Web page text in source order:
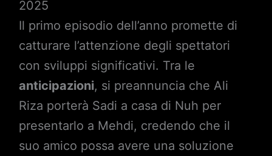
2025
Il primo episodio dell’anno promette di
catturare l’attenzione degli spettatori
con sviluppi significativi. Tra le
anticipazioni, si preannuncia che Ali
Riza porterà Sadi a casa di Nuh per
presentarlo a Mehdi, credendo che il
suo amico possa avere una soluzione